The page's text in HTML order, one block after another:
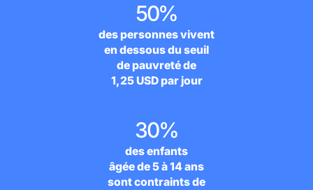
50%
des personnes vivent
en dessous du seuil
de pauvreté de
1,25 USD par jour
30%
des enfants
âgée de 5 à 14 ans
sont contraints de